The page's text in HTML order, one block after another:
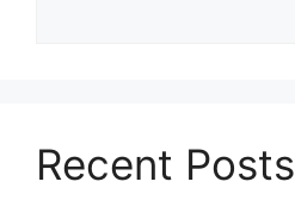
Recent Posts